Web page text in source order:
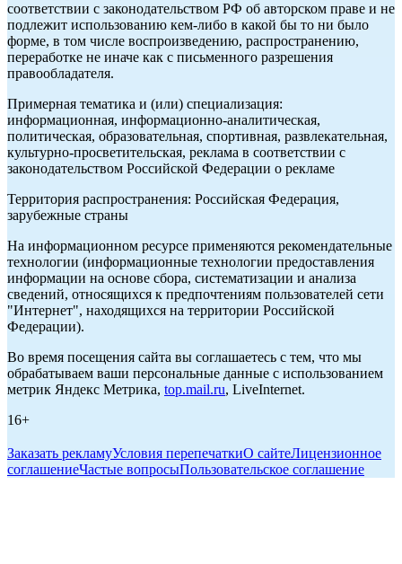
соответствии с законодательством РФ об авторском праве и не
подлежит использованию кем-либо в какой бы то ни было
форме, в том числе воспроизведению, распространению,
переработке не иначе как с письменного разрешения
правообладателя.
Примерная тематика и (или) специализация:
информационная, информационно-аналитическая,
политическая, образовательная, спортивная, развлекательная,
культурно-просветительская, реклама в соответствии с
законодательством Российской Федерации о рекламе
Территория распространения: Российская Федерация,
зарубежные страны
На информационном ресурсе применяются рекомендательные
технологии (информационные технологии предоставления
информации на основе сбора, систематизации и анализа
сведений, относящихся к предпочтениям пользователей сети
"Интернет", находящихся на территории Российской
Федерации).
Во время посещения сайта вы соглашаетесь с тем, что мы
обрабатываем ваши персональные данные с использованием
метрик Яндекс Метрика, top.mail.ru, LiveInternet.
16+
Заказать рекламуУсловия перепечаткиО сайтеЛицензионное
соглашениеЧастые вопросыПользовательское соглашение